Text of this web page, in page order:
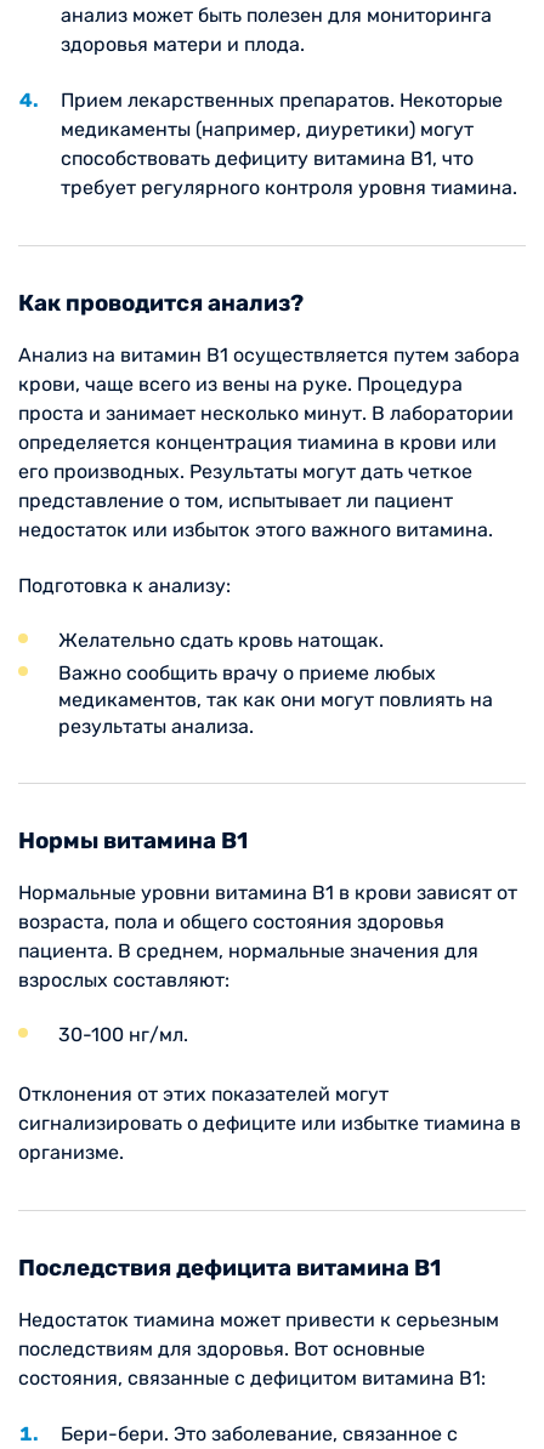
анализ может быть полезен для мониторинга
здоровья матери и плода.
Прием лекарственных препаратов. Некоторые
медикаменты (например, диуретики) могут
способствовать дефициту витамина B1, что
требует регулярного контроля уровня тиамина.
Как проводится анализ?
Анализ на витамин B1 осуществляется путем забора
крови, чаще всего из вены на руке. Процедура
проста и занимает несколько минут. В лаборатории
определяется концентрация тиамина в крови или
его производных. Результаты могут дать четкое
представление о том, испытывает ли пациент
недостаток или избыток этого важного витамина.
Подготовка к анализу:
Желательно сдать кровь натощак.
Важно сообщить врачу о приеме любых
медикаментов, так как они могут повлиять на
результаты анализа.
Нормы витамина B1
Нормальные уровни витамина B1 в крови зависят от
возраста, пола и общего состояния здоровья
пациента. В среднем, нормальные значения для
взрослых составляют:
30-100 нг/мл.
Отклонения от этих показателей могут
сигнализировать о дефиците или избытке тиамина в
организме.
Последствия дефицита витамина B1
Недостаток тиамина может привести к серьезным
последствиям для здоровья. Вот основные
состояния, связанные с дефицитом витамина B1:
Бери-бери. Это заболевание, связанное с